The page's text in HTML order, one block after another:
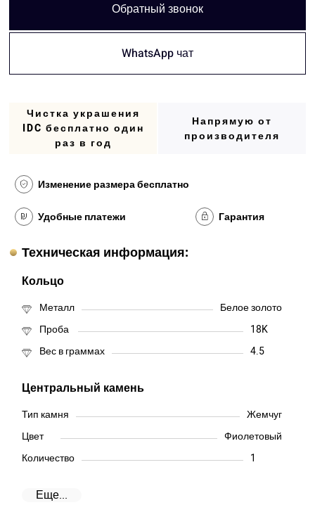
Обратный звонок
WhatsApp чат
Чистка украшения
IDC бесплатно один
раз в год
Напрямую от
производителя
Изменение размера бесплатно
Удобные платежи Гарантия
Техническая информация:
Кольцо
Металл
Белое золото
Проба
18K
Вес в граммах
4.5
Центральный камень
Тип камня
Жемчуг
Цвет
Фиолетовый
Количество
1
Еще...